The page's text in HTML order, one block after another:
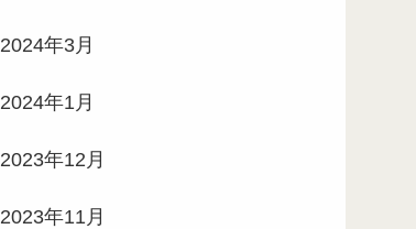
2024年3月
2024年1月
2023年12月
2023年11月